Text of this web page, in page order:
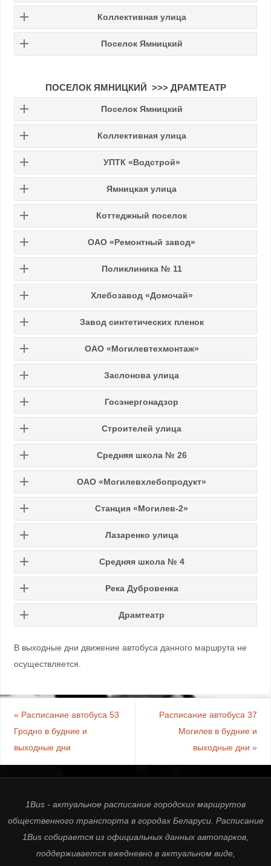
Коллективная улица
Поселок Ямницкий
ПОСЕЛОК ЯМНИЦКИЙ >>> ДРАМТЕАТР
Поселок Ямницкий
Коллективная улица
УПТК «Водстрой»
Ямницкая улица
Коттеджный поселок
ОАО «Ремонтный завод»
Поликлиника № 11
Хлебозавод «Домочай»
Завод синтетических пленок
ОАО «Могилевтехмонтаж»
Заслонова улица
Госэнергонадзор
Строителей улица
Средняя школа № 26
ОАО «Могилевхлебопродукт»
Станция «Могилев-2»
Лазаренко улица
Средняя школа № 4
Река Дубровенка
Драмтеатр
В выходные дни движение автобуса данного маршрута не
осуществляется.
« Расписание автобуса 53
Гродно в будние и
выходные дни
Расписание автобуса 37
Могилев в будние и
выходные дни»
1Bus - актуальное расписание городских маршрутов
общественного транспорта в городах Беларуси. Расписание
1Bus собирается из официальных данных автопарков,
поддерживается ежедневно в актуальном виде,